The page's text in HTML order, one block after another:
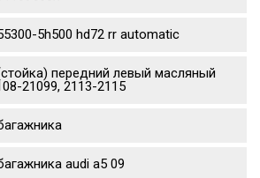
5h500 hd72 rr automatic
передний левый масляный
21099, 2113-2115
audi a5 09